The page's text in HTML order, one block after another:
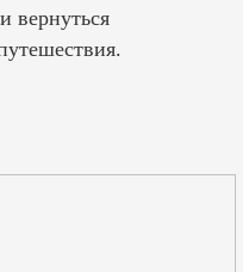
вернуться